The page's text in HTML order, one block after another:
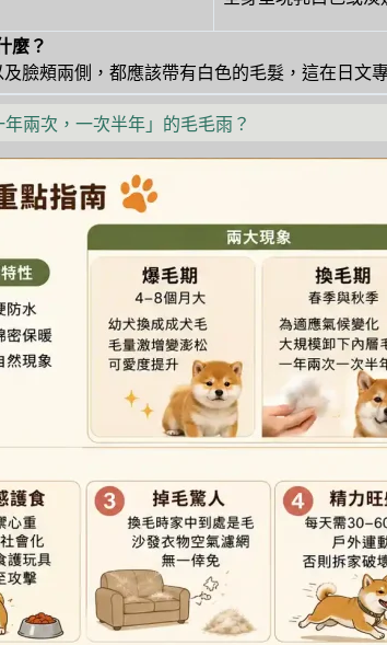
麼？
臉頰兩側，都應該帶有白色的毛髮，這在日文
兩次，一次半年」的毛毛雨？